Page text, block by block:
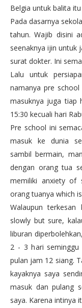
Belgia untuk balita
Pada dasarnya
tahun. Wajib disini
seenaknya ijin untuk
surat dokter. Ini
Lalu untuk
namanya pre
masuknya juga tiap
15:30 kecuali hari
Pre school ini
masuk ke dunia
sambil bermain,
dengan orang tua
memiliki anxiety of
orang tuanya which
Walaupun
slowly but sure,
liburan
2 - 3 hari
pulan jam 12 siang.
kayaknya saya
masuk dan pulang
saya. Karena intinya